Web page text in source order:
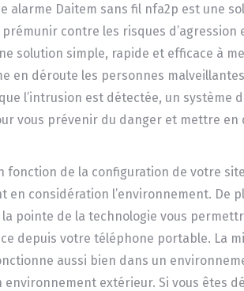
alarme Daitem sans fil nfa2p est une
contre les risques d’agression
solution simple, rapide et efficace à
en déroute les personnes
l’intrusion est détectée, un système
vous prévenir du danger et mettre en
fonction de la configuration de votre
en considération l’environnement. De
pointe de la technologie vous
depuis votre téléphone portable. La
aussi bien dans un
extérieur. Si vous êtes